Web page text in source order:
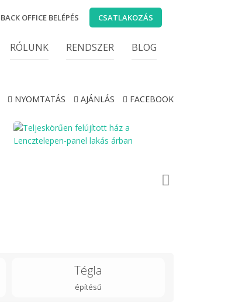
BACK OFFICE BELÉPÉS CSATLAKOZÁS
RÓLUNK RENDSZER BLOG
NYOMTATÁS AJÁNLÁS FACEBOOK
Tégla
építésű